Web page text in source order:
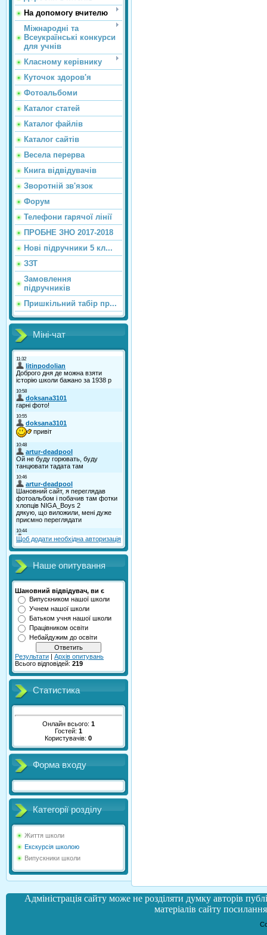
На допомогу вчителю
Міжнародні та
Всеукраїнські конкурси
для учнів
Класному керівнику
Куточок здоров'я
Фотоальбоми
Каталог статей
Каталог файлів
Каталог сайтiв
Весела перерва
Книга відвідувачів
Зворотній зв'язок
Форум
Телефони гарячої лінії
ПРОБНЕ ЗНО 2017-2018
Нові підручники 5 кл...
ЗЗТ
Замовлення
підручників
Пришкільний табір пр...
Міні-чат
Щоб додати необхідна авторизація
Наше опитування
Шановний відвідувач, ви є
Випускником нашої школи
Учнем нашої школи
Батьком учня нашої школи
Працівником освіти
Небайдужим до освіти
Результати | Архів опитувань
Всього відповідей: 219
Статистика
Онлайн всього: 1
Гостей: 1
Користувачів:0
Форма входу
Категорії розділу
Життя школи
Екскурсія школою
Випускники школи
Адміністрація сайту може не розділяти думку авторів
матеріалів сайту